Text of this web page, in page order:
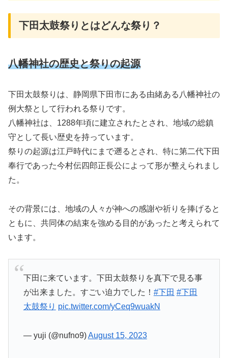
下田太鼓祭りとはどんな祭り？
八幡神社の歴史と祭りの起源
下田太鼓祭りは、静岡県下田市にある由緒ある八幡神社の
例大祭として行われる祭りです。
八幡神社は、1288年頃に建立されたとされ、地域の総鎮
守として長い歴史を持っています。
祭りの起源は江戸時代にまで遡るとされ、特に第二代下田
奉行であった今村伝四郎正長公によって形が整えられまし
た。
その背景には、地域の人々が神への感謝や祈りを捧げると
ともに、共同体の結束を強める目的があったと考えられて
います。
下田に来ています。下田太鼓祭りを真下で見る事
が出来ました。すごい迫力でした！ #下田 #下田
太鼓祭り pic.twitter.com/yCeq9wuakN
— yuji (@nufno9)August 15, 2023